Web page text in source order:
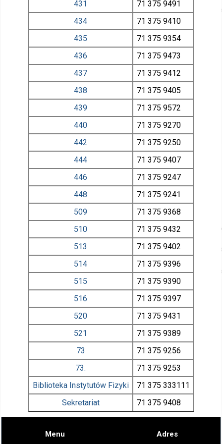
431 71 375 9491
434
71 375 9410
435
71 375 9354
436
71 375 9473
437
71 375 9412
438
71 375 9405
439
71 375 9572
440
71 375 9270
442
71 375 9250
444
71 375 9407
446
71 375 9247
448
71 375 9241
509
71 375 9368
510
71 375 9432
513
71 375 9402
514
71 375 9396
515
71 375 9390
516
71 375 9397
520
71 375 9431
521
71 375 9389
73
71 375 9256
73.
71 375 9253
Biblioteka Instytutów Fizyki
71 375 333111
Sekretariat
71 375 9408
Menu Adres